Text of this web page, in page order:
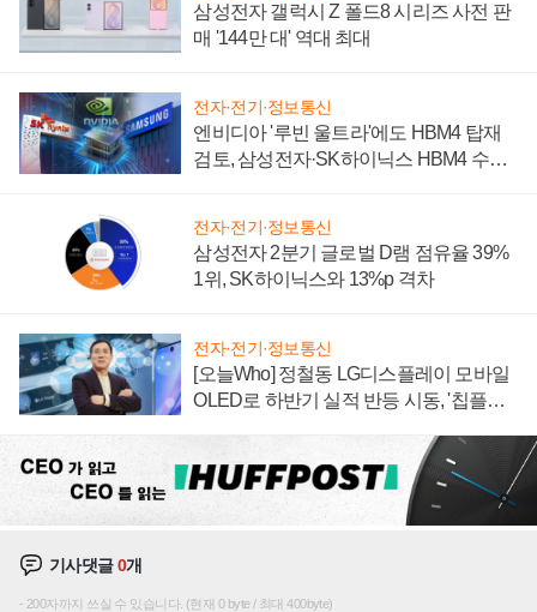
삼성전자 갤럭시 Z 폴드8 시리즈 사전 판
매 '144만 대' 역대 최대
전자·전기·정보통신
엔비디아 '루빈 울트라'에도 HBM4 탑재
검토, 삼성전자·SK하이닉스 HBM4 수율
전자·전기·정보통신
삼성전자 2분기 글로벌 D램 점유율 39%
1위, SK하이닉스와 13%p 격차
전자·전기·정보통신
[오늘Who] 정철동 LG디스플레이 모바일
OLED로 하반기 실적 반등 시동, '칩플레
기사댓글0개
200자까지 쓰실 수 있습니다. (현재 0 byte / 최대 400byte)